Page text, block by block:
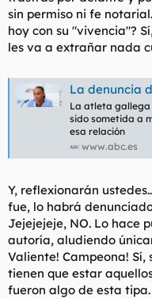
e
m
a
sin permiso ni fe
hoy con su "vivencia"?
les va a extrañar nada
La denuncia de Ana Peleteiro
La atleta gallega
sido sometida a
esa relación
www.abc.es
Y, reflexionarán
fue, lo habrá
Jejejejeje, NO. Lo hace
autoría, aludiendo
Valiente! Campeona! Sí,
tienen que estar
fueron algo de esta tipa.